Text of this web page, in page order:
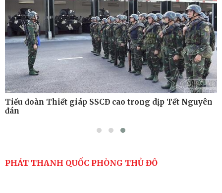
Nơi sinh viên rèn ý trí, luyện kỹ năng
Tiểu đoàn Thiết giáp SSCĐ cao trong dịp Tết Nguyên
đán
PHÁT THANH QUỐC PHÒNG THỦ ĐÔ